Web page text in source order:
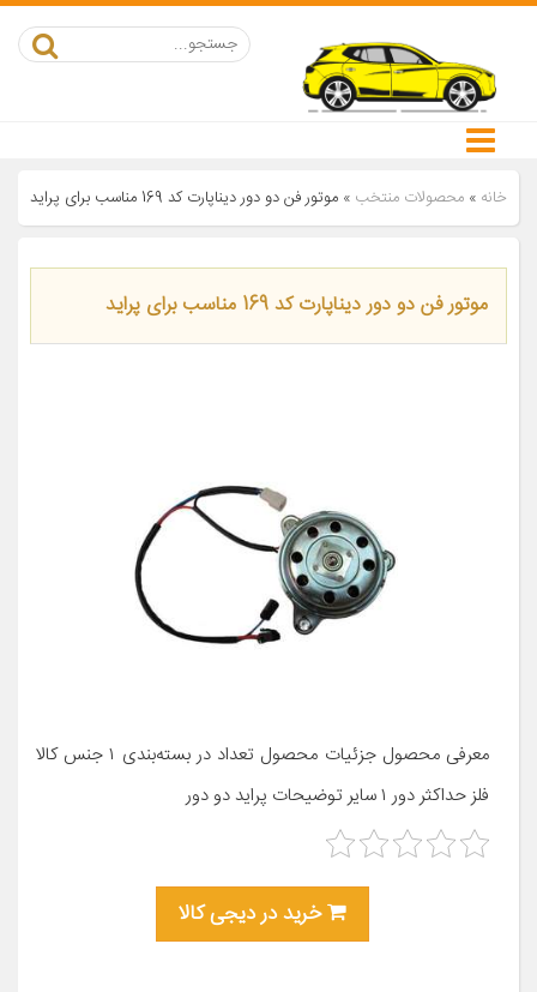
خانه » محصولات منتخب » موتور فن دو دور دیناپارت کد 169 مناسب برای پراید
موتور فن دو دور دیناپارت کد 169 مناسب برای پراید
معرفی محصول جزئیات محصول تعداد در بسته‌بندی ۱ جنس کالا
فلز حداکثر دور ۱ سایر توضیحات پراید دو دور
خرید در دیجی کالا